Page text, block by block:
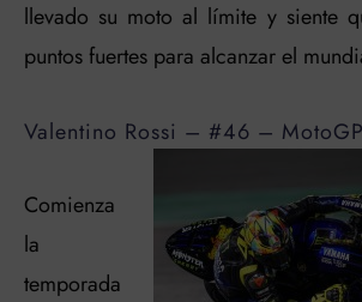
llevado su moto al límite y siente
puntos fuertes para alcanzar el
Valentino Rossi – #46 – MotoGP
Comienza
la
temporada